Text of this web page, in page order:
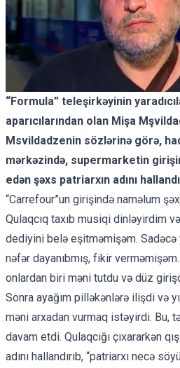
“Formula” teleşirkəyinin
aparıcılarından olan Mişa
Msvildadzenin sözlərinə görə,
mərkəzində, supermarketin
edən şəxs patriarxın adını
“Carrefour”un girişində naməlum
Qulaqcıq taxıb musiqi dinləyirdim
dediyini belə eşitməmişəm.
nəfər dayanıbmış, fikir
onlardan biri məni tutdu və düz
Sonra ayağım pilləkənlərə ilişdi və
məni arxadan vurmaq istəyirdi. Bu,
davam etdi. Qulaqcığı çıxararkən
adını hallandırıb, “patriarxı necə